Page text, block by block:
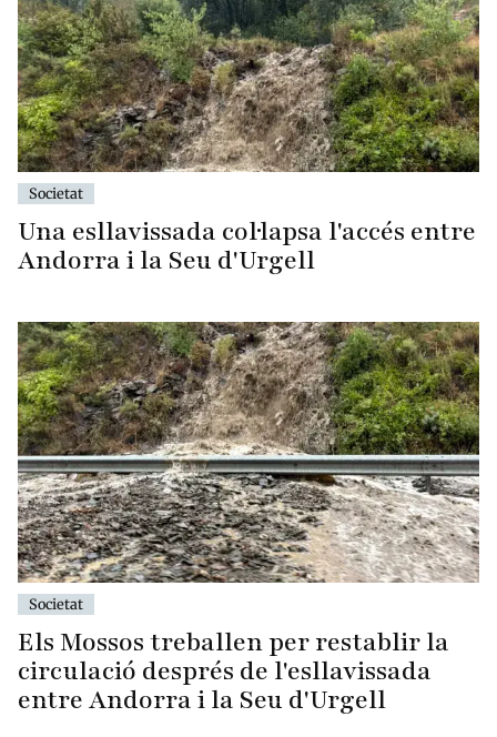
Societat
Una esllavissada col·lapsa l'accés entre
Andorra i la Seu d'Urgell
Societat
Els Mossos treballen per restablir la
circulació després de l'esllavissada
entre Andorra i la Seu d'Urgell